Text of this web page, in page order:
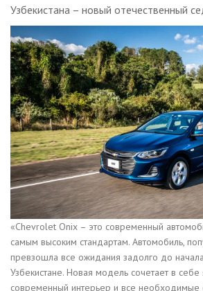
Узбекистана – новый отечественный
«Chevrolet Onix – это современный
самым высоким стандартам. Автомобиль,
превзошла все ожидания задолго до
Узбекистане. Новая модель сочетает в себе
современный интерьер и все необходимые